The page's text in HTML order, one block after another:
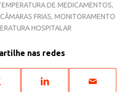
DE MEDICAMENTOS,
FRIAS, MONITORAMENTO
HOSPITALAR
nas redes